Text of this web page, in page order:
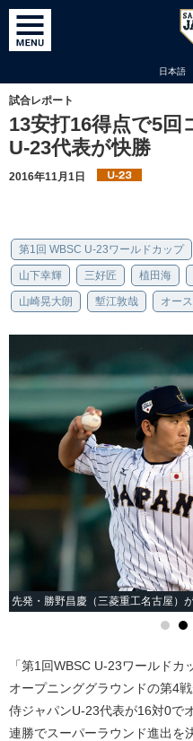
日本語
試合レポート
13安打16得点で5回
U-23代表が快勝
2016年11月1日
第1回 WBSC U-23ワールドカップ
山下幸輝 三好匠 植田海
山崎晃大朗 塹江敦哉 オー
先発・勝野昌慶（三菱重工名古屋）
「第1回WBSC U-23ワールド
オープニンググラウンドの第4
侍ジャパンU-23代表が16対0で
連勝でスーパーラウンド進出を